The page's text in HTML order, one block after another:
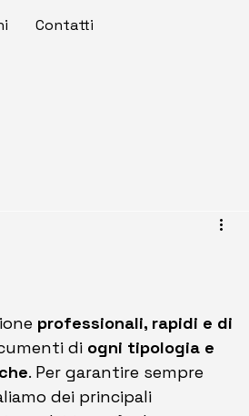
Contatti
professionali, rapidi e di
di ogni tipologia e
. Per garantire sempre
dei principali